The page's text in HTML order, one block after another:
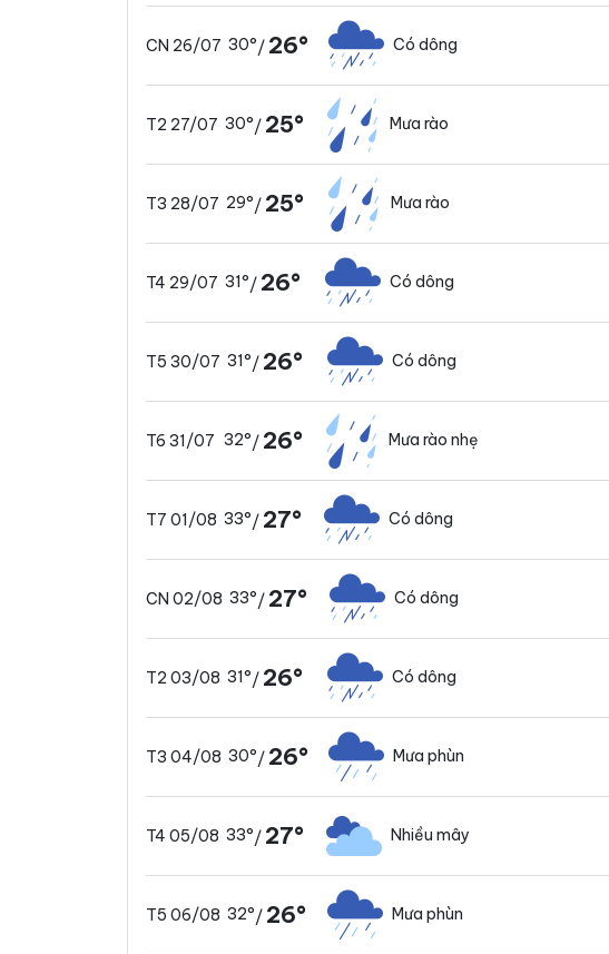
CN 26/07 30°/ 26° Có dông
T2 27/07 30°/ 25° Mưa rào
T3 28/07 29°/ 25° Mưa rào
T4 29/07 31°/ 26° Có dông
T5 30/07 31°/ 26° Có dông
T6 31/07 32°/ 26° Mưa rào nhẹ
T7 01/08 33°/ 27° Có dông
CN 02/08 33°/ 27° Có dông
T2 03/08 31°/ 26° Có dông
T3 04/08 30°/ 26° Mưa phùn
T4 05/08 33°/ 27° Nhiều mây
T5 06/08 32°/ 26° Mưa phùn